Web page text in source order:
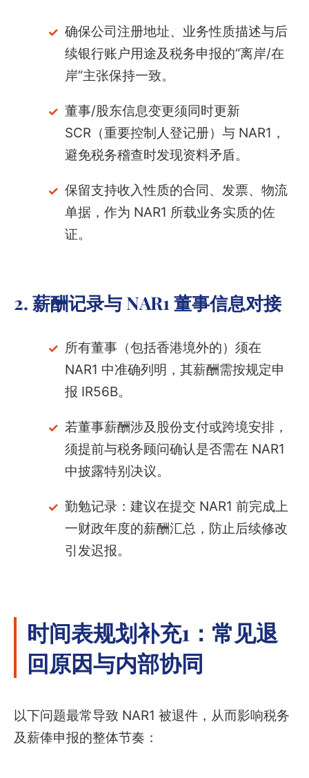
确保公司注册地址、业务性质描述与后
续银行账户用途及税务申报的“离岸/在
岸”主张保持一致。
董事/股东信息变更须同时更新
SCR（重要控制人登记册）与 NAR1，
避免税务稽查时发现资料矛盾。
保留支持收入性质的合同、发票、物流
单据，作为 NAR1 所载业务实质的佐
证。
2. 薪酬记录与 NAR1 董事信息对接
所有董事（包括香港境外的）须在
NAR1 中准确列明，其薪酬需按规定申
报 IR56B。
若董事薪酬涉及股份支付或跨境安排，
须提前与税务顾问确认是否需在 NAR1
中披露特别决议。
勤勉记录：建议在提交 NAR1 前完成上
一财政年度的薪酬汇总，防止后续修改
引发迟报。
时间表规划补充1：常见退
回原因与内部协同
以下问题最常导致 NAR1 被退件，从而影响税务
及薪俸申报的整体节奏：